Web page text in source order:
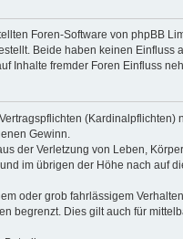
Foren-Software von phpBB
Beide haben keinen Einfluss
Inhalte fremder Foren Einfluss
Gewinn.
der Verletzung von Leben,
im übrigen der Höhe nach auf
oder grob fahrlässigem
begrenzt. Dies gilt auch für